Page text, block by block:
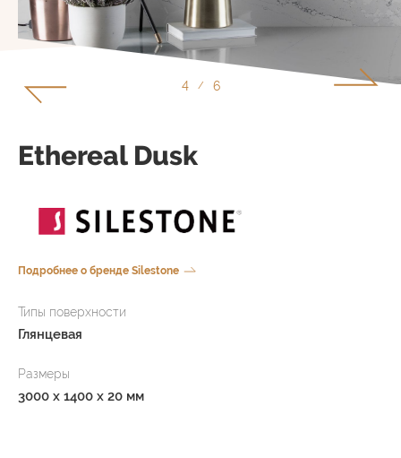
5 / 6
Ethereal Dusk
Подробнее о бренде Silestone
Типы поверхности
Глянцевая
Размеры
3000 x 1400 x 20 мм